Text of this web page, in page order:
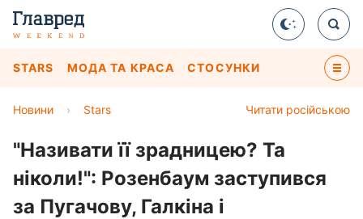
STARS МОДА ТА КРАСА СТОСУНКИ
Читати російською
Новини › Stars
"Називати її зрадницею? Та
ніколи!": Розенбаум заступився
за Пугачову, Галкіна і